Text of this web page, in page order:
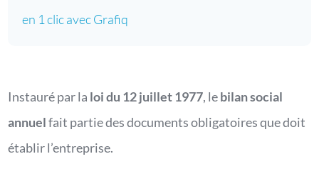
en 1 clic avec Grafiq
Instauré par la loi du 12 juillet 1977, lebilan social
annuelfait partie des documents obligatoires que doit
établir l’entreprise.